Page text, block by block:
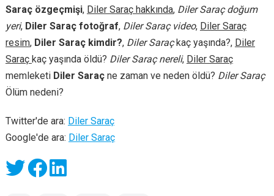
Saraç özgeçmişi, Diler Saraç hakkında, Diler Saraç doğum
yeri, Diler Saraç fotoğraf, Diler Saraç video, Diler Saraç
resim, Diler Saraç kimdir?, Diler Saraçkaç yaşında?, Diler
Saraç kaç yaşında öldü? Diler Saraç nereli, Diler Saraç
memleketi Diler Saraçne zaman ve neden öldü? Diler Saraç
Ölüm nedeni?
Twitter'de ara: Diler Saraç
Google'de ara: Diler Saraç